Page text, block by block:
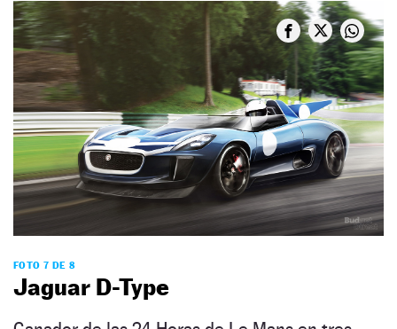
FOTO 7 DE 8
Jaguar D-Type